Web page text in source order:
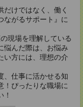
けではなく、働く
ながるサポート』に
現場を理解している
悩んだ際は、お悩み
い方には、理想の介
、仕事に活かせる知
！ぴったりな職場に
！